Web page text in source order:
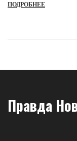
высокопоставленным
отношений.
ПОДРОБНЕЕ
Правда